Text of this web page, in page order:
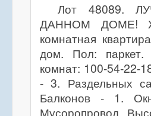
Лот 48089.
ДАННОМ ДОМЕ!
комнатная
дом. Пол:
комнат: 100-54-22-
- 3. Раздельных
Балконов - 1.
Мусоропровод.